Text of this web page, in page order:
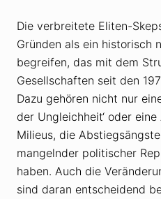
Die verbreitete Eliten-
Gründen als ein historisch
begreifen, das mit dem
Gesellschaften seit den
Dazu gehören nicht nur
der Ungleichheit‘ oder
Milieus, die
mangelnder politischer
haben. Auch die
sind daran entscheidend